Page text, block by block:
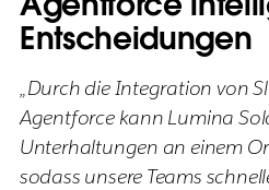
Entscheidungen
„Durch die Integration von
Agentforce kann Lumina
Unterhaltungen an einem
sodass unsere Teams